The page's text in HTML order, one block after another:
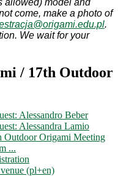
come, make a photo of
.
We wait for your
/ 17th Outdoor
Alessandro Beber
Alessandra Lamio
Origami Meeting
...
(pl+en)